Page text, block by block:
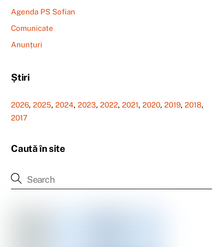
Agenda PS Sofian
Comunicate
Anunțuri
Știri
2026,2025,2024,2023,2022,2021,2020,2019,2018,
2017
Caută în site